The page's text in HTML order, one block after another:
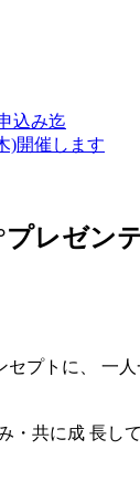
込み迄
)開催します
レゼン
プトに、 一
共に成 長し